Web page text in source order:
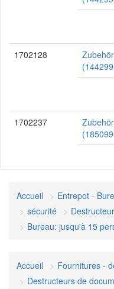
1702128
1702237
Accueil
Entrepot -
sécurité
Bureau: jusqu'à 15
Accueil Fournitures -
Destructeurs de